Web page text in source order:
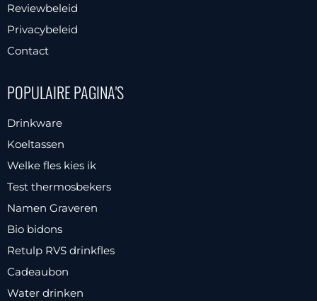
Reviewbeleid
Privacybeleid
Contact
POPULAIRE PAGINA'S
Drinkware
Koeltassen
Welke fles kies ik
Test thermosbekers
Namen Graveren
Bio bidons
Retulp RVS drinkfles
Cadeaubon
Water drinken